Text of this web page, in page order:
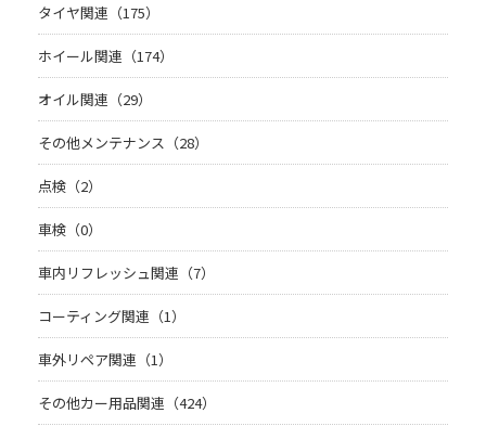
タイヤ関連（175）
ホイール関連（174）
オイル関連（29）
その他メンテナンス（28）
点検（2）
車検（0）
車内リフレッシュ関連（7）
コーティング関連（1）
車外リペア関連（1）
その他カー用品関連（424）